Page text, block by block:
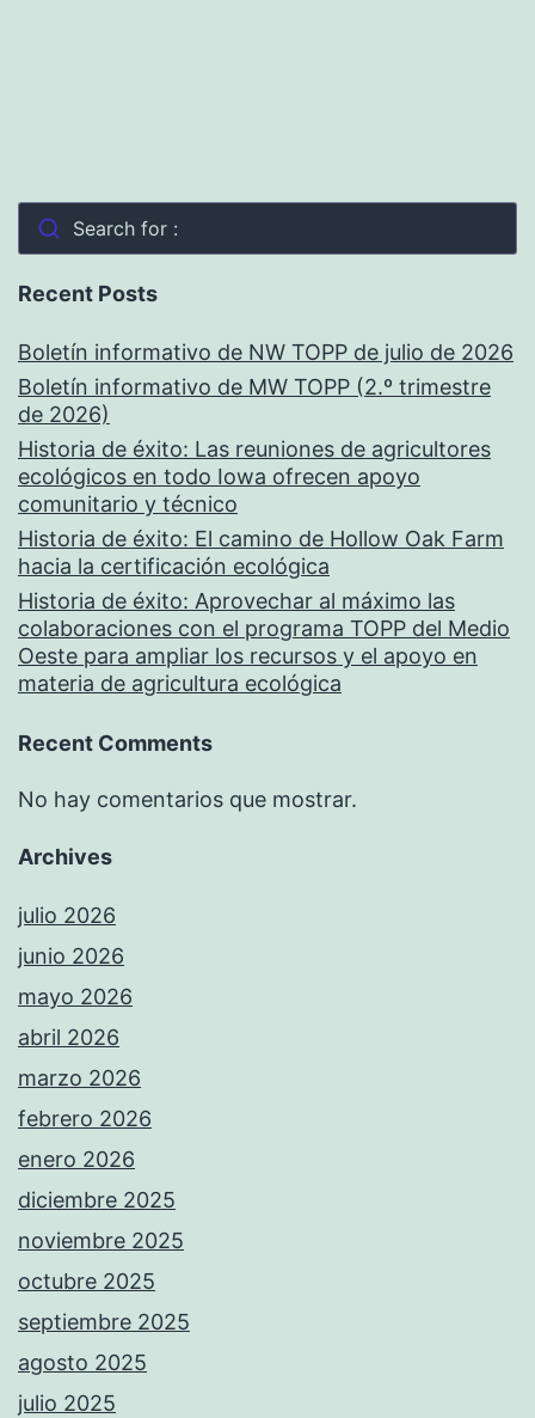
Search for :
Recent Posts
Boletín informativo de NW TOPP de julio de 2026
Boletín informativo de MW TOPP (2.º trimestre
de 2026)
Historia de éxito: Las reuniones de agricultores
ecológicos en todo Iowa ofrecen apoyo
comunitario y técnico
Historia de éxito: El camino de Hollow Oak Farm
hacia la certificación ecológica
Historia de éxito: Aprovechar al máximo las
colaboraciones con el programa TOPP del Medio
Oeste para ampliar los recursos y el apoyo en
materia de agricultura ecológica
Recent Comments
No hay comentarios que mostrar.
Archives
julio 2026
junio 2026
mayo 2026
abril 2026
marzo 2026
febrero 2026
enero 2026
diciembre 2025
noviembre 2025
octubre 2025
septiembre 2025
agosto 2025
julio 2025